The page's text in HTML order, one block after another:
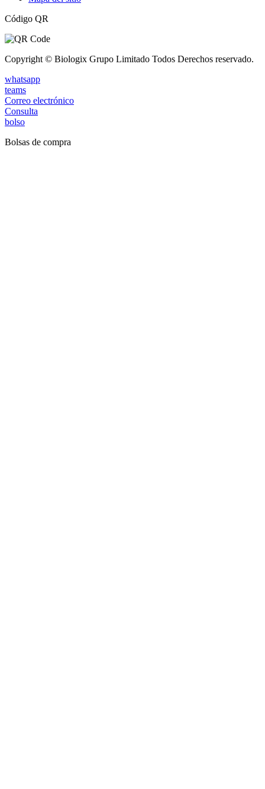
Código QR
Copyright © Biologix Grupo Limitado Todos Derechos reservado.
whatsapp
teams
Correo electrónico
Consulta
bolso
Bolsas de compra